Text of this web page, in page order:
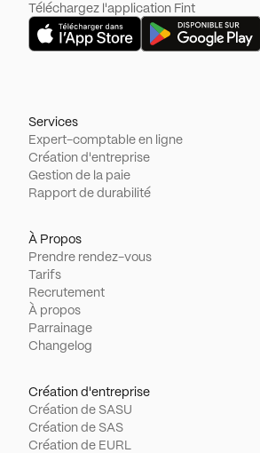
Téléchargez l'application Fint
Services
Expert-comptable en ligne
Création d'entreprise
Gestion de la paie
Rapport de durabilité
À Propos
Prendre rendez-vous
Tarifs
Recrutement
À propos
Parrainage
Changelog
Création d'entreprise
Création de SASU
Création de SAS
Création de EURL